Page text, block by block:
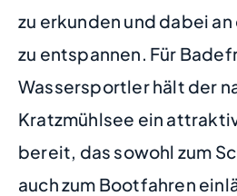
zu erkunden und dabei
zu entspannen. Für
Wassersportler hält der
Kratzmühlsee ein
bereit, das sowohl zum
auch zum Bootfahren